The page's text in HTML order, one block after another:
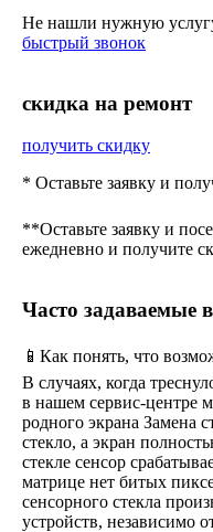
Не нашли нужную
быстрый звонок
cкидка на ремонт
получить скидку
* Оставьте заявку и
**Оставьте заявку и
ежедневно и получите
Часто задаваемые
📱Как понять, что
В случаях, когда
в нашем сервис-центре
родного экрана Замена
стекло, а экран
стекле сенсор
матрице нет битых
сенсорного стекла
устройств, независимо